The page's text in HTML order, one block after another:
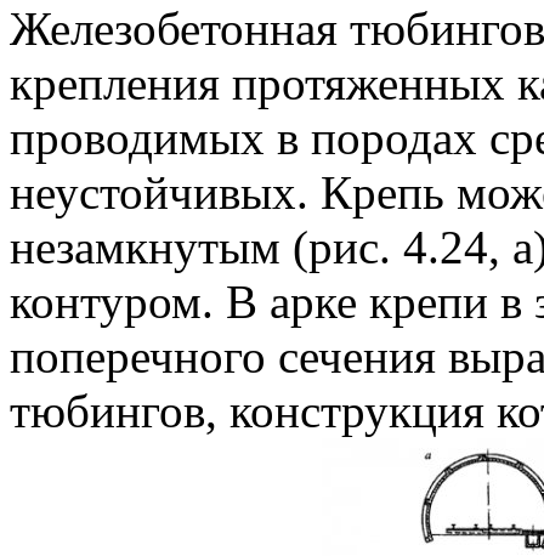
Железобетонная
крепления протяженных
проводимых в породах
неустойчивых. Крепь
незамкнутым (рис. 4.24,
контуром. В арке крепи в
поперечного сечения
тюбингов, конструкция